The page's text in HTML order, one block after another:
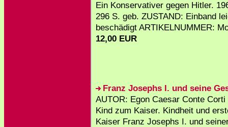
Ein Konservativer gegen Hitler.
296 S. geb. ZUSTAND: Einband
beschädigt ARTIKELNUMMER:
12,00 EUR
Franz Josephs I. und seine
AUTOR: Egon Caesar Conte Corti
Kind zum Kaiser. Kindheit und
Kaiser Franz Josephs I. und